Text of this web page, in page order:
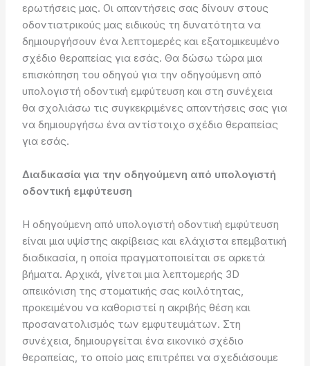
ερωτήσεις μας. Οι απαντήσεις σας δίνουν στους
οδοντιατρικούς μας ειδικούς τη δυνατότητα να
δημιουργήσουν ένα λεπτομερές και εξατομικευμένο
σχέδιο θεραπείας για εσάς. Θα δώσω τώρα μια
επισκόπηση του οδηγού για την οδηγούμενη από
υπολογιστή οδοντική εμφύτευση και στη συνέχεια
θα σχολιάσω τις συγκεκριμένες απαντήσεις σας για
να δημιουργήσω ένα αντίστοιχο σχέδιο θεραπείας
για εσάς.
Διαδικασία για την οδηγούμενη από υπολογιστή
οδοντική εμφύτευση
Η οδηγούμενη από υπολογιστή οδοντική εμφύτευση
είναι μια υψίστης ακρίβειας και ελάχιστα επεμβατική
διαδικασία, η οποία πραγματοποιείται σε αρκετά
βήματα. Αρχικά, γίνεται μια λεπτομερής 3D
απεικόνιση της στοματικής σας κοιλότητας,
προκειμένου να καθοριστεί η ακριβής θέση και
προσανατολισμός των εμφυτευμάτων. Στη
συνέχεια, δημιουργείται ένα εικονικό σχέδιο
θεραπείας, το οποίο μας επιτρέπει να σχεδιάσουμε